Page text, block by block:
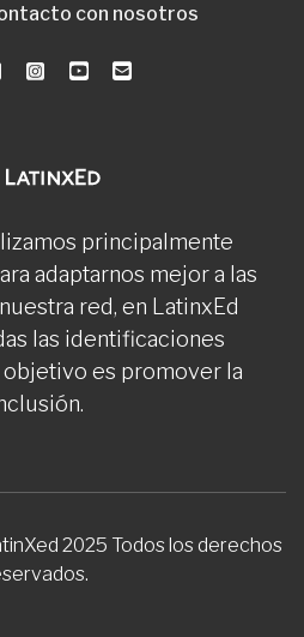
principalmente
adaptarnos mejor a las
red, en LatinxEd
las identificaciones
es promover la
con nosotros
2025 Todos los derechos